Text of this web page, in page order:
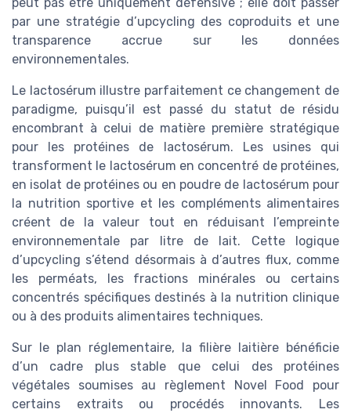
peut pas être uniquement défensive ; elle doit passer
par une stratégie d’upcycling des coproduits et une
transparence accrue sur les données
environnementales.
Le lactosérum illustre parfaitement ce changement de
paradigme, puisqu’il est passé du statut de résidu
encombrant à celui de matière première stratégique
pour les protéines de lactosérum. Les usines qui
transforment le lactosérum en concentré de protéines,
en isolat de protéines ou en poudre de lactosérum pour
la nutrition sportive et les compléments alimentaires
créent de la valeur tout en réduisant l’empreinte
environnementale par litre de lait. Cette logique
d’upcycling s’étend désormais à d’autres flux, comme
les perméats, les fractions minérales ou certains
concentrés spécifiques destinés à la nutrition clinique
ou à des produits alimentaires techniques.
Sur le plan réglementaire, la filière laitière bénéficie
d’un cadre plus stable que celui des protéines
végétales soumises au règlement Novel Food pour
certains extraits ou procédés innovants. Les